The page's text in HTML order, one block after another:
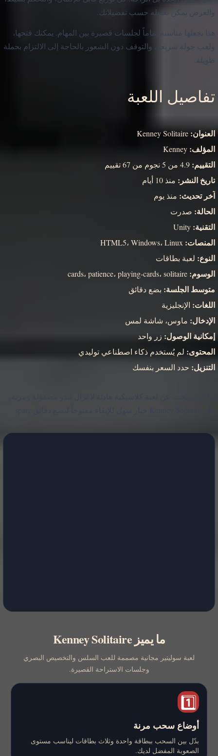
والعرض يمكن تعديله حسب تفضيلاتك.
هذا يجعلها مناسبة تماماً لجلسات قصيرة بين المهام. يمكنك فتحها،
ولعب جولة سريعة، والتوقف دون الشعور بالحاجة إلى الالتزام بحملة
طويلة.
تفاصيل اللعبة
العنوان:
المؤلف:
التقييم:
تاريخ النشر: منذ 10 أيام
آخر تحديث: منذ يوم
الحالة: صدرت
التقنية:
المنصات:
النوع: لعبة بطاقات
الوسوم:
متوسط الجلسة: بضع دقائق
اللغات: الإنجليزية
الإدخال: ماوس، شاشة لمس
إمكانية الوصول: زر واحد
المحتوى: لم يُستخدم ذكاء اصطناعي توليدي
التنزيل: حدد السعر بنفسك
ما يميز Kenney Solitaire
لعبة سوليتير مجانية مصممة للعب السلس والتخصيص البصري
وجلسات الاستراحة القصيرة.
1️⃣
أوضاع سحب مرنة
بدّل بين السحب ببطاقة واحدة وثلاث بطاقات ليناسب مستوى
الصعوبة المفضل لديك.